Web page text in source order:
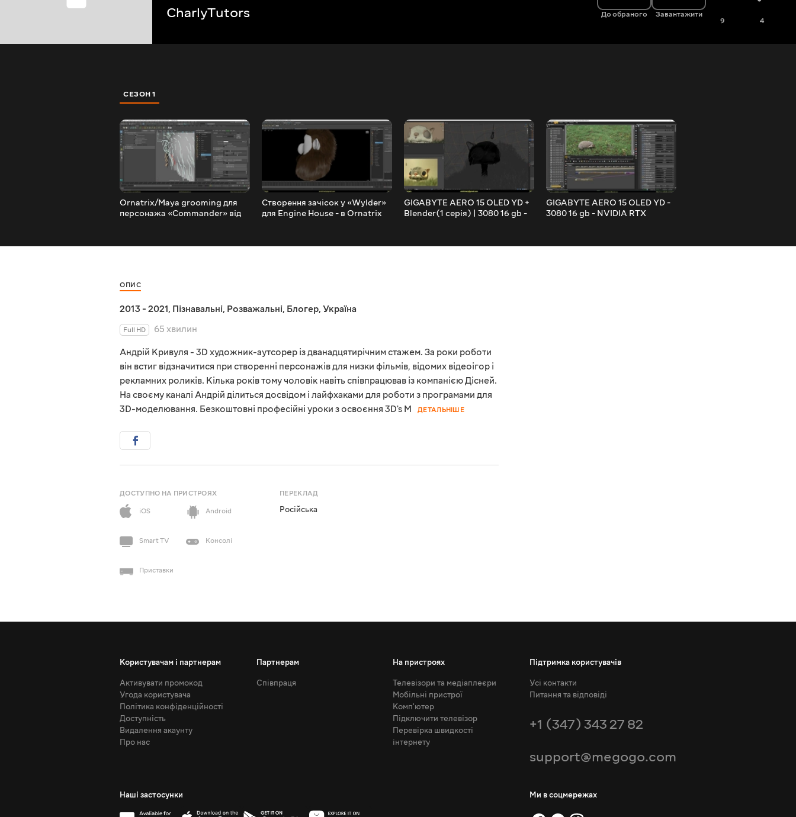
CharlyTutors До обраного Завантажити
9 4
СЕЗОН 1
Ornatrix/Maya grooming для
персонажа «Commander» від
Створення зачісок у «Wylder»
для Engine House - в Ornatrix
GIGABYTE AERO 15 OLED YD +
Blender(1 серія) | 3080 16 gb -
GIGABYTE AERO 15 OLED YD -
3080 16 gb - NVIDIA RTX
ОПИС
2013 - 2021, Пізнавальні, Розважальні, Блогер, Україна
Full HD
65 хвилин
Андрій Кривуля - 3D художник-аутсорер із дванадцятирічним стажем. За роки роботи
він встиг відзначитися при створенні персонажів для низки фільмів, відомих відеоігор і
рекламних роликів. Кілька років тому чоловік навіть співпрацював із компанією Дісней.
На своєму каналі Андрій ділиться досвідом і лайфхаками для роботи з програмами для
3D-моделювання. Безкоштовні професійні уроки з освоєння 3D's M
ДЕТАЛЬНІШЕ
ДОСТУПНО НА ПРИСТРОЯХ
iOS
Android
Smart TV Консолі
Приставки
ПЕРЕКЛАД
Російська
Користувачам і партнерам
Активувати промокод
Угода користувача
Політика конфіденційності
Доступність
Видалення акаунту
Про нас
Партнерам
Співпраця
На пристроях
Телевізори та медіаплеєри
Мобільні пристрої
Комп'ютер
Підключити телевізор
Перевірка швидкості
інтернету
Підтримка користувачів
Усі контакти
Питання та відповіді
+1 (347) 343 27 82
support@megogo.com
Наші застосунки Ми в соцмережах